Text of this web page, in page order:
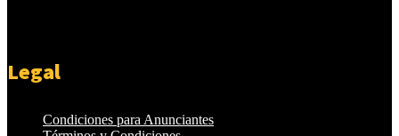
Legal
Condiciones para Anunciantes